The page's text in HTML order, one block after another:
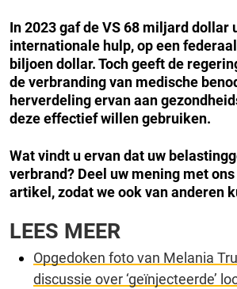
In 2023 gaf de VS 68 miljard dollar
internationale hulp, op een
biljoen dollar. Toch geeft de
de verbranding van medische
herverdeling ervan aan
deze effectief willen gebruiken.
Wat vindt u ervan dat uw
verbrand? Deel uw mening met
artikel, zodat we ook van anderen
LEES MEER
Opgedoken foto van Melania
discussie over ‘geïnjecteerde’